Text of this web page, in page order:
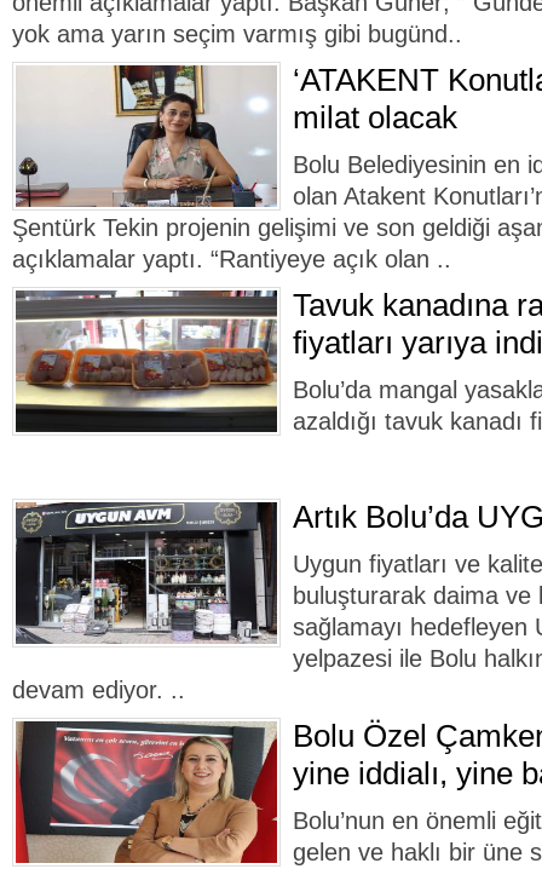
yok ama yarın seçim varmış gibi bugünd..
‘ATAKENT
milat olacak
Bolu Belediyesinin en
olan Atakent
Şentürk Tekin projenin gelişimi ve son geldiği
açıklamalar yaptı. “Rantiyeye açık olan ..
Tavuk kanadına
fiyatları yarıya
Bolu’da mangal
azaldığı tavuk kanadı
Artık Bolu’da
Uygun fiyatları ve
buluşturarak daima
sağlamayı hedefleyen
yelpazesi ile Bolu
devam ediyor. ..
Bolu Özel
yine iddialı, yine
Bolu’nun en önemli
gelen ve haklı bir üne